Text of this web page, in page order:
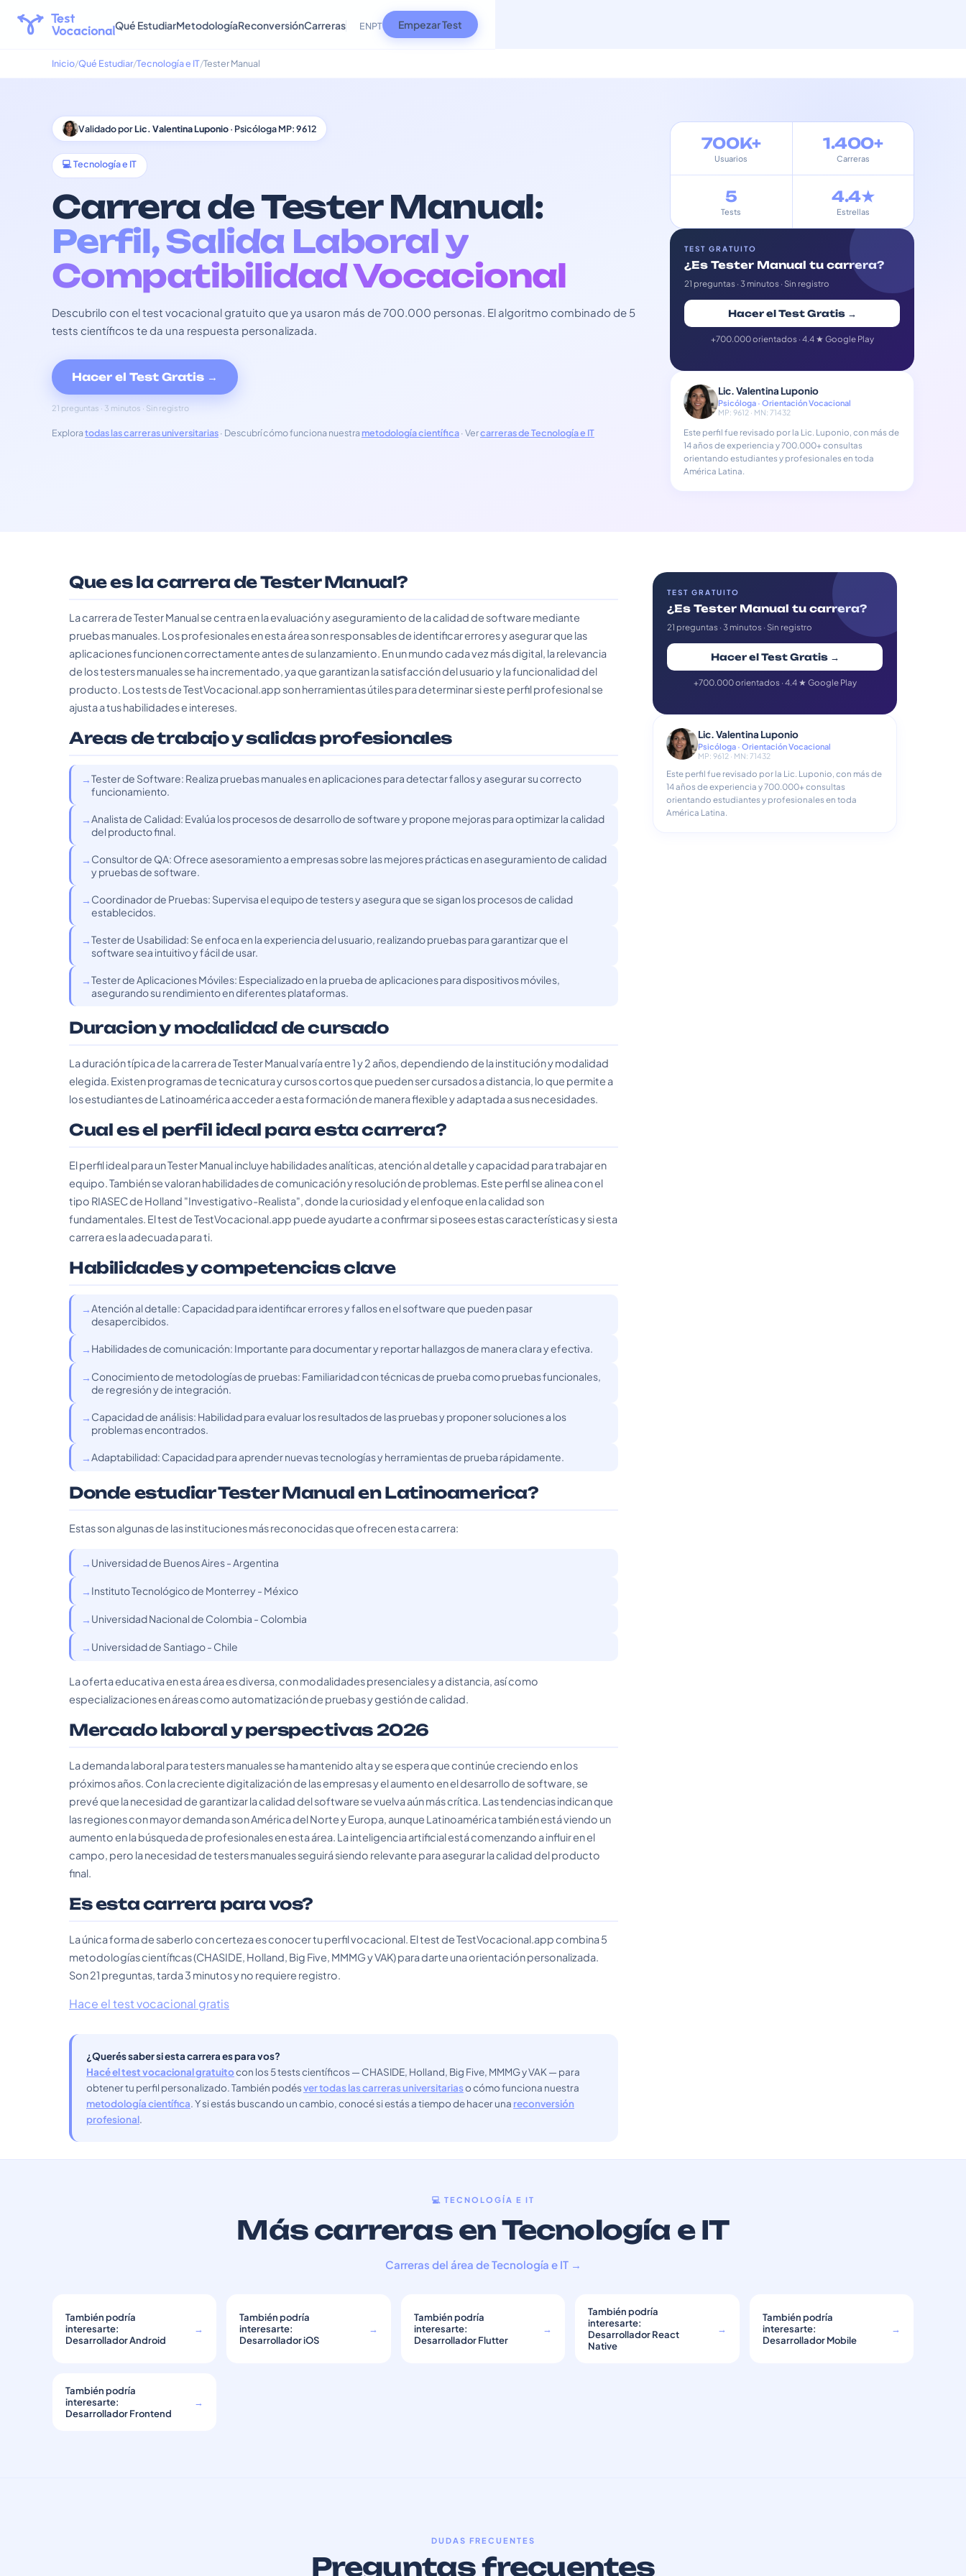
Qué EstudiarMetodologíaReconversiónCarreras ENPT Empezar Test
Inicio Qué Estudiar Tecnología e IT Tester Manual
Validado porLic. Valentina Luponio· Psicóloga MP: 9612
💻 Tecnología e IT
Carrera de Tester Manual:
Perfil, Salida Laboral y
Compatibilidad Vocacional
Descubrilo con el test vocacional gratuito que ya usaron más de 700.000 personas. El algoritmo combinado de 5
tests científicos te da una respuesta personalizada.
Hacer el Test Gratis →
21 preguntas · 3 minutos · Sin registro
Exploratodas las carreras universitarias· Descubrí cómo funciona nuestra metodología científica· Vercarreras de Tecnología e IT
700K+
Usuarios
1.400+
Carreras
5
Tests
4.4★
Estrellas
TEST GRATUITO
¿Es Tester Manual tu carrera?
21 preguntas · 3 minutos · Sin registro
Hacer el Test Gratis →
+700.000 orientados · 4.4 ★ Google Play
Lic. Valentina Luponio
Psicóloga · Orientación Vocacional
MP: 9612 · MN: 71432
Este perfil fue revisado por la Lic. Luponio, con más de
14 años de experiencia y 700.000+ consultas
orientando estudiantes y profesionales en toda
América Latina.
Que es la carrera de Tester Manual?
La carrera de Tester Manual se centra en la evaluación y aseguramiento de la calidad de software mediante
pruebas manuales. Los profesionales en esta área son responsables de identificar errores y asegurar que las
aplicaciones funcionen correctamente antes de su lanzamiento. En un mundo cada vez más digital, la relevancia
de los testers manuales se ha incrementado, ya que garantizan la satisfacción del usuario y la funcionalidad del
producto. Los tests de TestVocacional.app son herramientas útiles para determinar si este perfil profesional se
ajusta a tus habilidades e intereses.
Areas de trabajo y salidas profesionales
Tester de Software: Realiza pruebas manuales en aplicaciones para detectar fallos y asegurar su correcto
funcionamiento.
Analista de Calidad: Evalúa los procesos de desarrollo de software y propone mejoras para optimizar la calidad
del producto final.
Consultor de QA: Ofrece asesoramiento a empresas sobre las mejores prácticas en aseguramiento de calidad
y pruebas de software.
Coordinador de Pruebas: Supervisa el equipo de testers y asegura que se sigan los procesos de calidad
establecidos.
Tester de Usabilidad: Se enfoca en la experiencia del usuario, realizando pruebas para garantizar que el
software sea intuitivo y fácil de usar.
Tester de Aplicaciones Móviles: Especializado en la prueba de aplicaciones para dispositivos móviles,
asegurando su rendimiento en diferentes plataformas.
Duracion y modalidad de cursado
La duración típica de la carrera de Tester Manual varía entre 1 y 2 años, dependiendo de la institución y modalidad
elegida. Existen programas de tecnicatura y cursos cortos que pueden ser cursados a distancia, lo que permite a
los estudiantes de Latinoamérica acceder a esta formación de manera flexible y adaptada a sus necesidades.
Cual es el perfil ideal para esta carrera?
El perfil ideal para un Tester Manual incluye habilidades analíticas, atención al detalle y capacidad para trabajar en
equipo. También se valoran habilidades de comunicación y resolución de problemas. Este perfil se alinea con el
tipo RIASEC de Holland "Investigativo-Realista", donde la curiosidad y el enfoque en la calidad son
fundamentales. El test de TestVocacional.app puede ayudarte a confirmar si posees estas características y si esta
carrera es la adecuada para ti.
Habilidades y competencias clave
Atención al detalle: Capacidad para identificar errores y fallos en el software que pueden pasar
desapercibidos.
Habilidades de comunicación: Importante para documentar y reportar hallazgos de manera clara y efectiva.
Conocimiento de metodologías de pruebas: Familiaridad con técnicas de prueba como pruebas funcionales,
de regresión y de integración.
Capacidad de análisis: Habilidad para evaluar los resultados de las pruebas y proponer soluciones a los
problemas encontrados.
Adaptabilidad: Capacidad para aprender nuevas tecnologías y herramientas de prueba rápidamente.
Donde estudiar Tester Manual en Latinoamerica?
Estas son algunas de las instituciones más reconocidas que ofrecen esta carrera:
Universidad de Buenos Aires - Argentina
Instituto Tecnológico de Monterrey - México
Universidad Nacional de Colombia - Colombia
Universidad de Santiago - Chile
La oferta educativa en esta área es diversa, con modalidades presenciales y a distancia, así como
especializaciones en áreas como automatización de pruebas y gestión de calidad.
Mercado laboral y perspectivas 2026
La demanda laboral para testers manuales se ha mantenido alta y se espera que continúe creciendo en los
próximos años. Con la creciente digitalización de las empresas y el aumento en el desarrollo de software, se
prevé que la necesidad de garantizar la calidad del software se vuelva aún más crítica. Las tendencias indican que
las regiones con mayor demanda son América del Norte y Europa, aunque Latinoamérica también está viendo un
aumento en la búsqueda de profesionales en esta área. La inteligencia artificial está comenzando a influir en el
campo, pero la necesidad de testers manuales seguirá siendo relevante para asegurar la calidad del producto
final.
Es esta carrera para vos?
La única forma de saberlo con certeza es conocer tu perfil vocacional. El test de TestVocacional.app combina 5
metodologías científicas (CHASIDE, Holland, Big Five, MMMG y VAK) para darte una orientación personalizada.
Son 21 preguntas, tarda 3 minutos y no requiere registro.
Hace el test vocacional gratis
¿Querés saber si esta carrera es para vos?
Hacé el test vocacional gratuitocon los 5 tests científicos — CHASIDE, Holland, Big Five, MMMG y VAK — para
obtener tu perfil personalizado. También podésver todas las carreras universitariaso cómo funciona nuestra
metodología científica. Y si estás buscando un cambio, conocé si estás a tiempo de hacer una reconversión
profesional.
TEST GRATUITO
¿Es Tester Manual tu carrera?
21 preguntas · 3 minutos · Sin registro
Hacer el Test Gratis →
+700.000 orientados · 4.4 ★ Google Play
Lic. Valentina Luponio
Psicóloga · Orientación Vocacional
MP: 9612 · MN: 71432
Este perfil fue revisado por la Lic. Luponio, con más de
14 años de experiencia y 700.000+ consultas
orientando estudiantes y profesionales en toda
América Latina.
💻 TECNOLOGÍA E IT
Más carreras en Tecnología e IT
Carreras del área de Tecnología e IT →
También podría
interesarte:
Desarrollador Android
→
También podría
interesarte:
Desarrollador iOS
→
También podría
interesarte:
Desarrollador Flutter
→
También podría
interesarte:
Desarrollador React
Native
→
También podría
interesarte:
Desarrollador Mobile
→
También podría
interesarte:
Desarrollador Frontend
→
DUDAS FRECUENTES
Preguntas frecuentes